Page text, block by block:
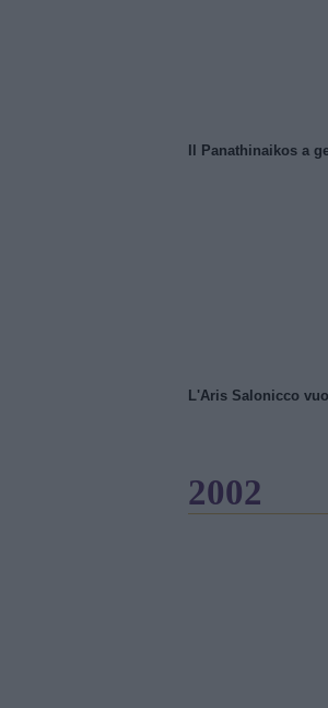
Il Panathinaikos a
L'Aris Salonicco
2002